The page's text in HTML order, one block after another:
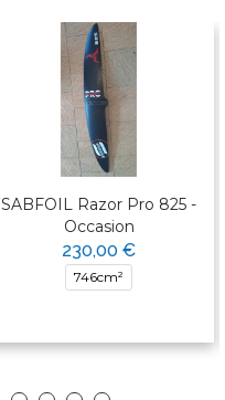
SABFOIL Razor Pro 825 -
Occasion
230,00 €
746cm²